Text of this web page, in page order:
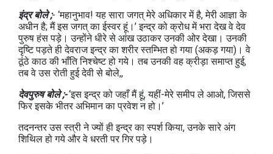
इंद्र बोले ;- ‘महानुभाव! यह सारा जगत् मेरे अधिकार में है, मेरी आज्ञा के
अधीन है; मैं इस जगत् का ईस्वर हूं।’ इन्‍द्र को क्रोध में भरा देख वे देव
पुरुष हंस पड़े। उन्‍होंने धीरे से आंख उठाकर उनकी ओर देखा। उनकी
दृष्टि पड़ते ही देवराज इन्‍द्र का शरीर स्‍तम्भित हो गया (अकड़ गया)। वे
ठूंठे काठ की भाँति निश्‍चेष्‍ट हो गये। तब उनकी वह क्रीड़ा समाप्‍त हुई,
तब वे उस रोती हुई देवी से बोले,,
देवपुरुष बोले ;-‘इस इन्‍द्र को जहाँ मैं हूं, यहीं-मेरे समीप ले आओ, जिससे
फिर इसके भीतर अभिमान का प्रवेश न हो।’
तदनन्‍तर उस स्‍त्री ने ज्‍यों ही इन्‍द्र का स्‍पर्श किया, उनके सारे अंग
शिथिल हो गये और वे धरती पर गिर पड़े।